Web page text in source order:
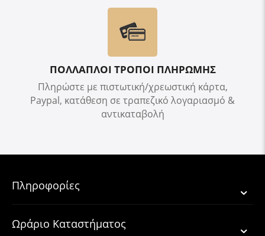
ΠΟΛΛΑΠΛΟΙ ΤΡΟΠΟΙ ΠΛΗΡΩΜΗΣ
Πληρώστε με πιστωτική/χρεωστική κάρτα,
Paypal, κατάθεση σε τραπεζικό λογαριασμό &
αντικαταβολή
Πληροφορίες
Ωράριο Καταστήματος